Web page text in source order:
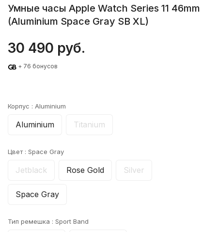
Умные часы Apple Watch Series 11 46mm
(Aluminium Space Gray SB XL)
30 490 руб.
+ 76 бонусов
Корпус : Aluminium
Aluminium Titanium
Цвет : Space Gray
Jetblack Rose Gold Silver
Space Gray
Тип ремешка : Sport Band